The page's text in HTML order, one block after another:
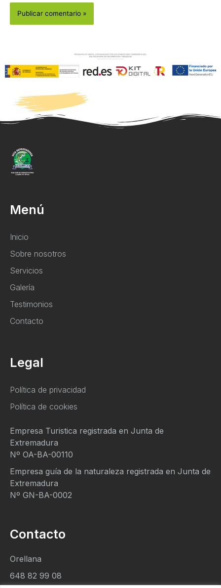
Menú
Inicio
Sobre nosotros
Servicios
Galería
Testimonios
Contacto
Legal
Política de privacidad
Política de cookies
Empresa Turistica registrada en Junta de
Extremadura
Nº OA-BA-00110
Empresa guía de la naturaleza registrada en Junta de
Extremadura
Nº GN-BA-0002
Contacto
Orellana
648 82 99 08